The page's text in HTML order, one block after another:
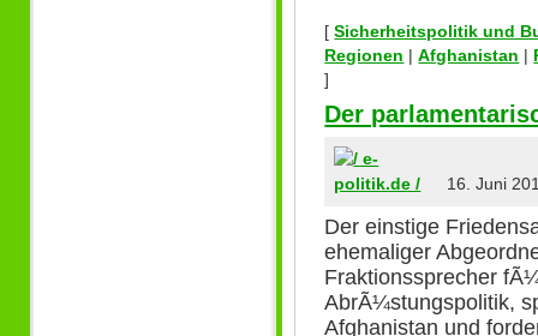
[Sicherheitspolitik und
Regionen |Afghanistan |
]
Der
16. Juni
Der einstige
ehemaliger
Fraktionssprecher
AbrÃ¼stungspolitik,
Afghanistan und